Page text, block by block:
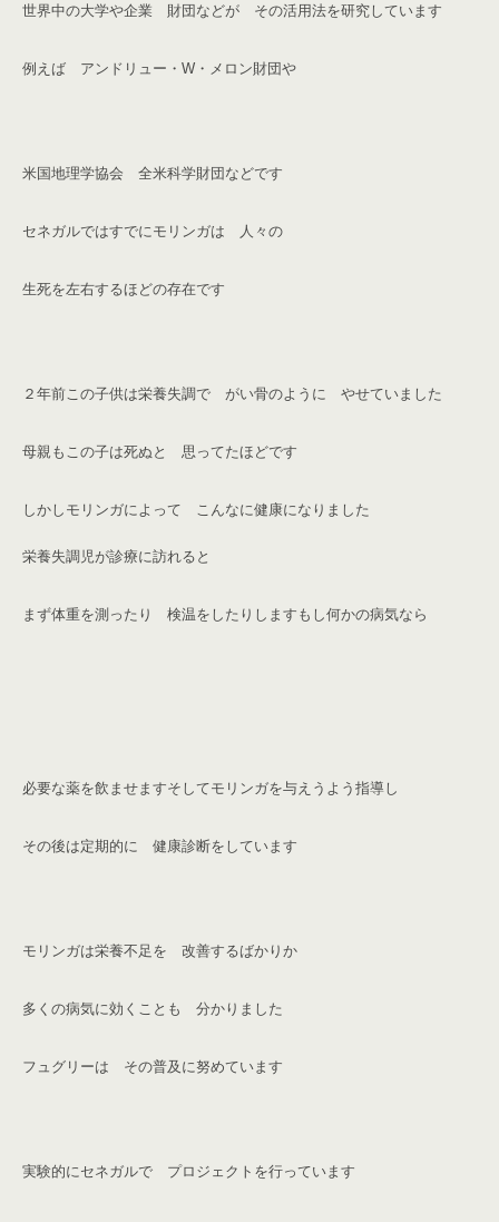
世界中の大学や企業 財団などが その活用法を研究しています
例えば アンドリュー・ W ・メロン財団や
米国地理学協会 全米科学財団などです
セネガルではすでにモリンガは 人々の
生死を左右するほどの存在です
２年前この子供は栄養失調で がい骨のように やせていました
母親もこの子は死ぬと 思ってたほどです
しかしモリンガによって こんなに健康になりました
栄養失調児が診療に訪れると
まず体重を測ったり 検温をしたりします もし何かの病気なら
必要な薬を飲ませますそしてモリンガを与えうよう指導し
その後は定期的に 健康診断をしています
モリンガは栄養不足を 改善するばかりか
多くの病気に効くことも 分かりました
フュグリーは その普及に努めています
実験的にセネガルで プロジェクトを行っています